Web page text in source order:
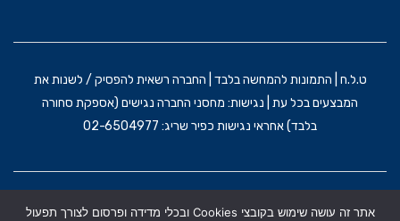
ט.ל.ח | התמונות להמחשה בלבד | החברה רשאית להפסיק / לשנות את
המבצעים בכל עת | נגישות: מחסני החברה נגישים (אספקת סחורה
בלבד) אחראי נגישות כפיר שריג: 02-6504977
תקנון אתר
מדניות הפרטיות הצהרת נגישות
אתר זה עושה שימוש בקובצי Cookies ובכלי מדידה ופרסום לצורך תפעול